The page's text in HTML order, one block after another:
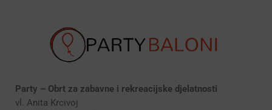
Party – Obrt za zabavne i rekreacijske djelatnosti
vl. Anita Krcivoj